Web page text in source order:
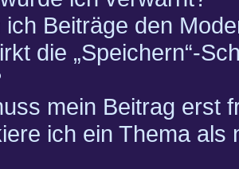
ich Beiträge den
die „Speichern“-
mein Beitrag erst
ich ein Thema als